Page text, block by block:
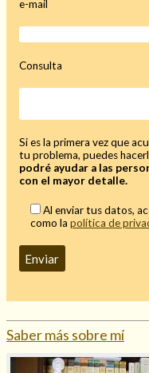
Tu consulta al tarot
Alejamiento(208)
Amarres(145)
Cartomancia(117)
Endulzamiento(112)
Infidelidad
Oraciones(3)
Mi rincón
e-mail
Consulta
Si es la primera vez que
tu problema, puedes
podré ayudar a las
con el mayor detalle.
Al enviar tus datos,
como la política de
Saber más sobre mí